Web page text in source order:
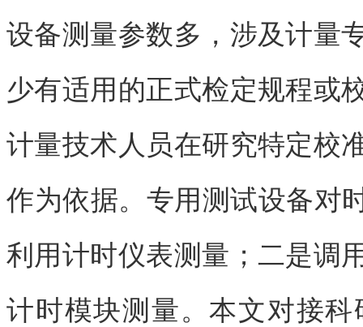
设备测量参数多，涉及计量
少有适用的正式检定规程或
计量技术人员在研究特定校
作为依据。专用测试设备对
利用计时仪表测量；二是调
计时模块测量。本文对接